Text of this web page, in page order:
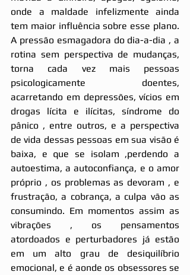
onde a maldade infelizmente ainda
tem maior influência sobre esse plano.
A pressão esmagadora do dia-a-dia , a
rotina sem perspectiva de mudanças,
torna cada vez mais pessoas
psicologicamente doentes,
acarretando em depressões, vícios em
drogas lícita e ilícitas, síndrome do
pânico , entre outros, e a perspectiva
de vida dessas pessoas em sua visão é
baixa, e que se isolam ,perdendo a
autoestima, a autoconfiança, e o amor
próprio , os problemas as devoram , e
frustração, a cobrança, a culpa vão as
consumindo. Em momentos assim as
vibrações , os pensamentos
atordoados e perturbadores já estão
em um alto grau de desiquilíbrio
emocional, e é aonde os obsessores se